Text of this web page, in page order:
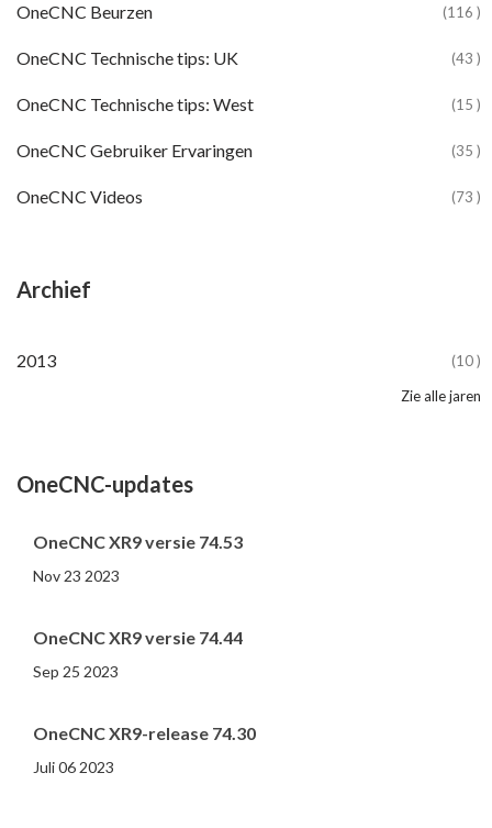
OneCNC Beurzen (116 )
OneCNC Technische tips: UK (43 )
OneCNC Technische tips: West (15 )
OneCNC Gebruiker Ervaringen (35 )
OneCNC Videos (73 )
Archief
2024 (10 )
2023 (81 )
2022 (86 )
2021 (65 )
2020 (51 )
2019 (56 )
2018 (31 )
2017 (11 )
2016 (12 )
2015 (13 )
2014 (19 )
2013 (10 )
(14 )
(4 )
(20 )
(107 )
(11 )
(3 )
(5 )
(3 )
(1 )
(1 )
(1 )
(1 )
Zie alle jaren
OneCNC-updates
OneCNC XR9 versie 74.53
Nov 23 2023
OneCNC XR9 versie 74.44
Sep 25 2023
OneCNC XR9-release 74.30
Juli 06 2023